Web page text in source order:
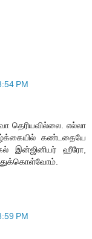
PM
தெரியவில்லை. எல்லா
கண்டதையே
இன்ஜினியர் ஹீரோ,
PM